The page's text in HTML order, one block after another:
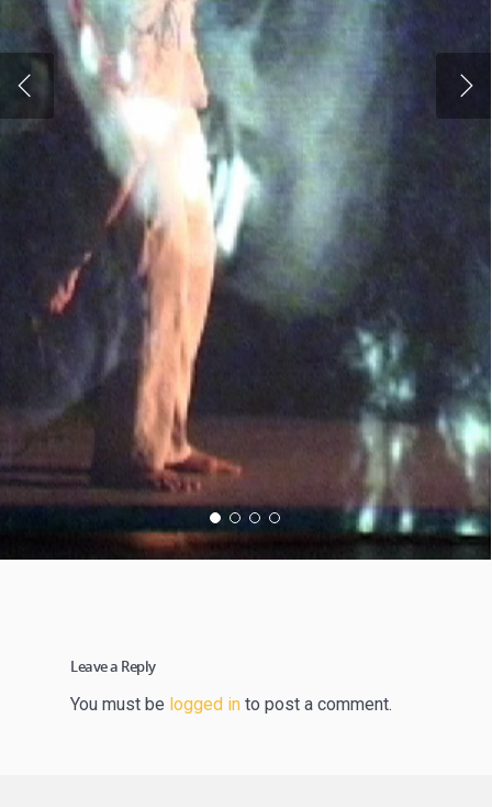
Leave a Reply
You must be logged in to post a comment.